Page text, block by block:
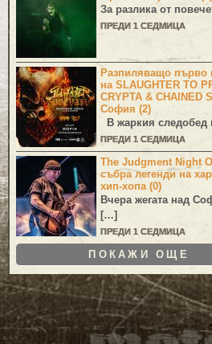
За разлика от
ПРЕДИ 1 СЕДМИЦА
Разпиляващо първо
на SLAUGHTER TO
CRYPTA & CHAINED
София (2)
В жаркия следобед
ПРЕДИ 1 СЕДМИЦА
The Judgment Night
събра легенди на
хип-хопа (0)
Вчера жегата над
[…]
ПРЕДИ 1 СЕДМИЦА
ПОКАЖИ ОЩЕ